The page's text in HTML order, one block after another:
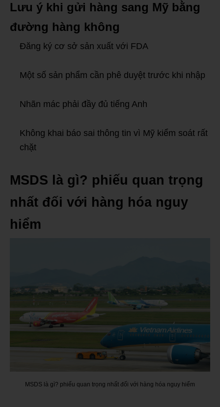
Lưu ý khi gửi hàng sang Mỹ bằng
đường hàng không
Đăng ký cơ sở sản xuất với FDA
Một số sản phẩm cần phê duyệt trước khi nhập
Nhãn mác phải đầy đủ tiếng Anh
Không khai báo sai thông tin vì Mỹ kiểm soát rất
chặt
MSDS là gì? phiếu quan trọng
nhất đối với hàng hóa nguy
hiểm
MSDS là gì? phiếu quan trọng nhất đối với hàng hóa nguy hiểm